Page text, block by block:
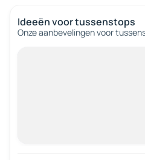
Ideeën voor tussenstops
Onze aanbevelingen voor